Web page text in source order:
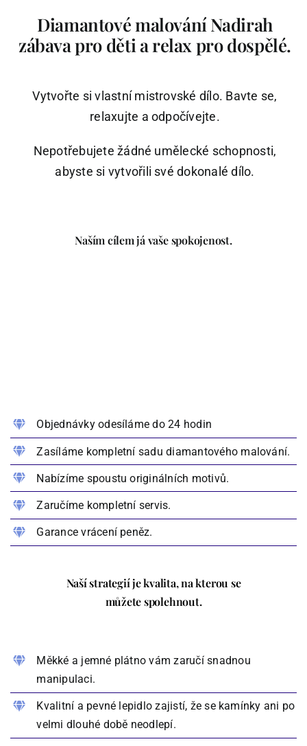
Diamantové malování Nadirah
zábava pro děti a relax pro dospělé.
Vytvořte si vlastní mistrovské dílo. Bavte se,
relaxujte a odpočívejte.
Nepotřebujete žádné umělecké schopnosti,
abyste si vytvořili své dokonalé dílo.
Naším cílem já vaše spokojenost.
Objednávky odesíláme do 24 hodin
Zasíláme kompletní sadu diamantového malování.
Nabízíme spoustu originálních motivů.
Zaručíme kompletní servis.
Garance vrácení peněz.
Naší strategií je kvalita, na kterou se
můžete spolehnout.
Měkké a jemné plátno vám zaručí snadnou
manipulaci.
Kvalitní a pevné lepidlo zajistí, že se kamínky ani po
velmi dlouhé době neodlepí.